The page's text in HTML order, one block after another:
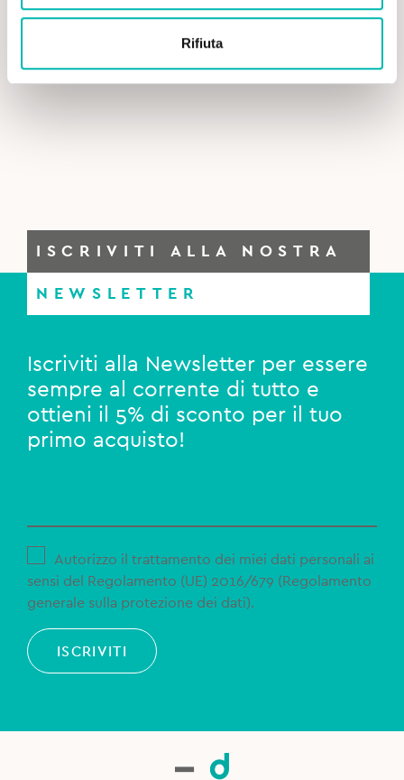
Rifiuta
19,99€
Original
19,99€.
15,00€
Current
15,00€.
Oral-B Testina di Ricambio Crossaction – 4 pz.
ISCRIVITI ALLA NOSTRA
NEWSLETTER
Iscriviti alla Newsletter per essere
sempre al corrente di tutto e
ottieni il 5% di sconto per il tuo
primo acquisto!
Autorizzo il trattamento dei miei dati personali ai
sensi del Regolamento (UE) 2016/679 (Regolamento
generale sulla protezione dei dati).
ISCRIVITI